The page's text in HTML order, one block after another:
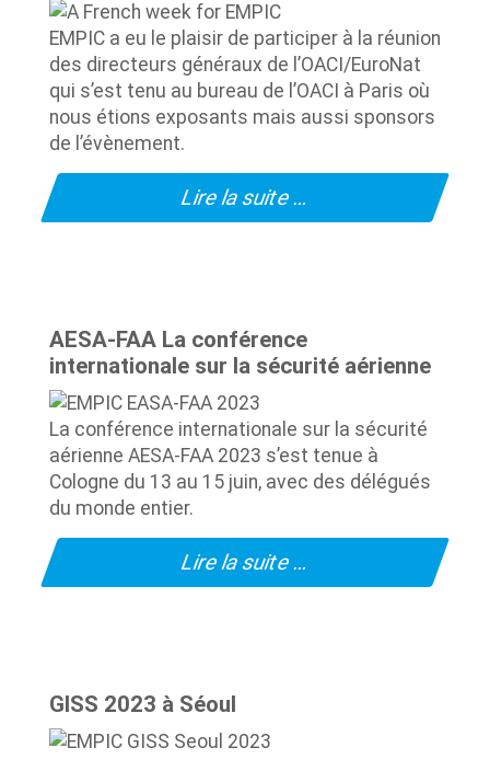
EMPIC a eu le plaisir de participer à la réunion
des directeurs généraux de l’OACI/EuroNat
qui s’est tenu au bureau de l’OACI à Paris où
nous étions exposants mais aussi sponsors
de l’évènement.
Lire la suite …
AESA-FAA La conférence
internationale sur la sécurité aérienne
La conférence internationale sur la sécurité
aérienne AESA-FAA 2023 s’est tenue à
Cologne du 13 au 15 juin, avec des délégués
du monde entier.
Lire la suite …
GISS 2023 à Séoul